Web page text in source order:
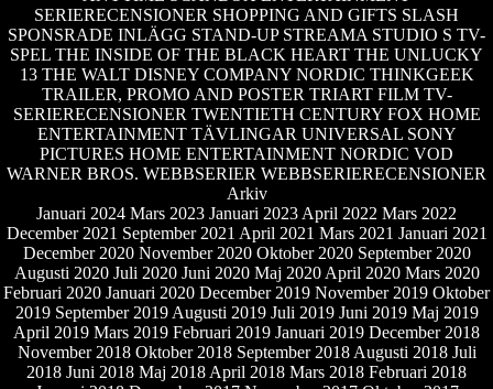
SERIERECENSIONER SHOPPING AND GIFTS SLASH
SPONSRADE INLÄGG STAND-UP STREAMA STUDIO S TV-
SPEL THE INSIDE OF THE BLACK HEART THE UNLUCKY
13 THE WALT DISNEY COMPANY NORDIC THINKGEEK
TRAILER, PROMO AND POSTER TRIART FILM TV-
SERIERECENSIONER TWENTIETH CENTURY FOX HOME
ENTERTAINMENT TÄVLINGAR UNIVERSAL SONY
PICTURES HOME ENTERTAINMENT NORDIC VOD
WARNER BROS. WEBBSERIER WEBBSERIERECENSIONER
Arkiv
Januari 2024 Mars 2023 Januari 2023 April 2022 Mars 2022
December 2021 September 2021 April 2021 Mars 2021 Januari 2021
December 2020 November 2020 Oktober 2020 September 2020
Augusti 2020 Juli 2020 Juni 2020 Maj 2020 April 2020 Mars 2020
Februari 2020 Januari 2020 December 2019 November 2019 Oktober
2019 September 2019 Augusti 2019 Juli 2019 Juni 2019 Maj 2019
April 2019 Mars 2019 Februari 2019 Januari 2019 December 2018
November 2018 Oktober 2018 September 2018 Augusti 2018 Juli
2018 Juni 2018 Maj 2018 April 2018 Mars 2018 Februari 2018